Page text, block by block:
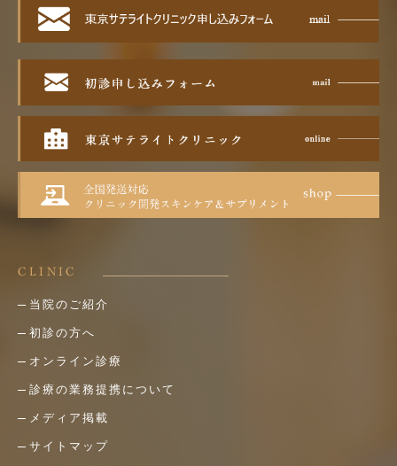
CLINIC
当院のご紹介
初診の方へ
オンライン診療
診療の業務提携について
メディア掲載
サイトマップ